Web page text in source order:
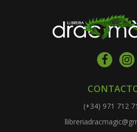
(+34) 971 712